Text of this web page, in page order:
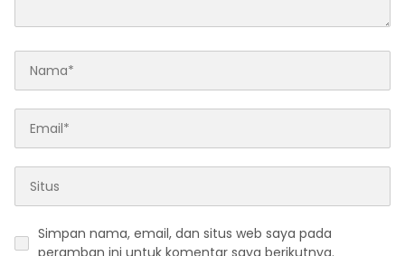
Simpan nama, email, dan situs web saya pada